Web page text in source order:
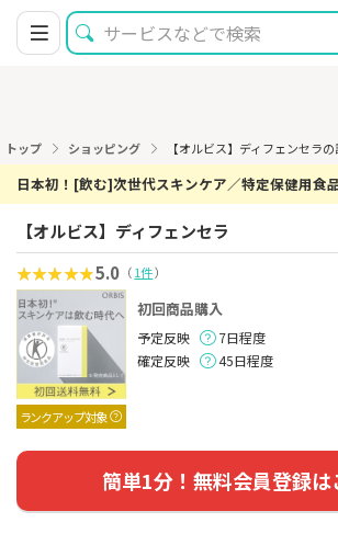
トップ ショッピング 【オルビス】ディフェンセラ
日本初！[飲む]次世代スキンケア／特定保健用食
【オルビス】ディフェンセラ
5.0 （1件）
ランクアップ対象
初回商品購入
予定反映
7日程度
確定反映
45日程度
簡単1分！無料会員登録は